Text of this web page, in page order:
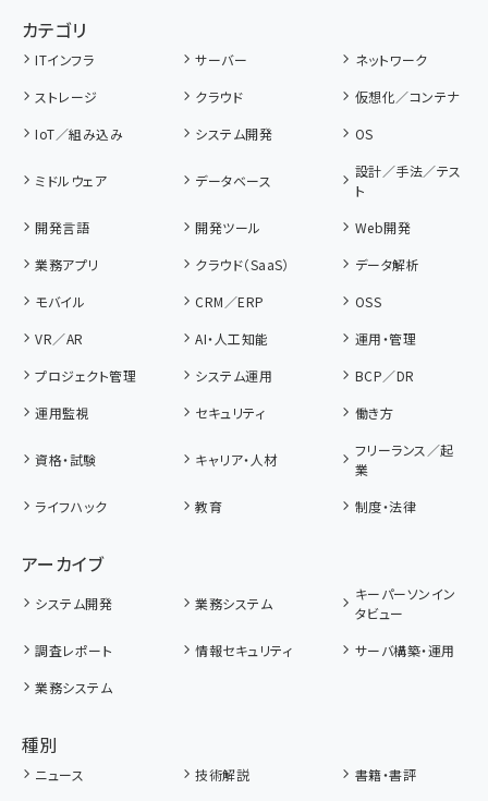
カテゴリ
ITインフラ サーバー
ネットワーク
ストレージ
クラウド
仮想化／コンテナ
IoT／組み込み
システム開発 OS
ミドルウェア データベース
設計／手法／テス
ト
開発言語
開発ツール
Web開発
業務アプリ
クラウド（SaaS）
データ解析
モバイル
CRM／ERP
OSS
VR／AR
AI・人工知能
運用・管理
プロジェクト管理
システム運用
BCP／DR
運用監視
セキュリティ 働き方
資格・試験 キャリア・人材
フリーランス／起
業
ライフハック
教育 制度・法律
アーカイブ
システム開発 業務システム
キーパーソンイン
タビュー
調査レポート
情報セキュリティ
サーバ構築・運用
業務システム
種別
ニュース 技術解説
書籍・書評